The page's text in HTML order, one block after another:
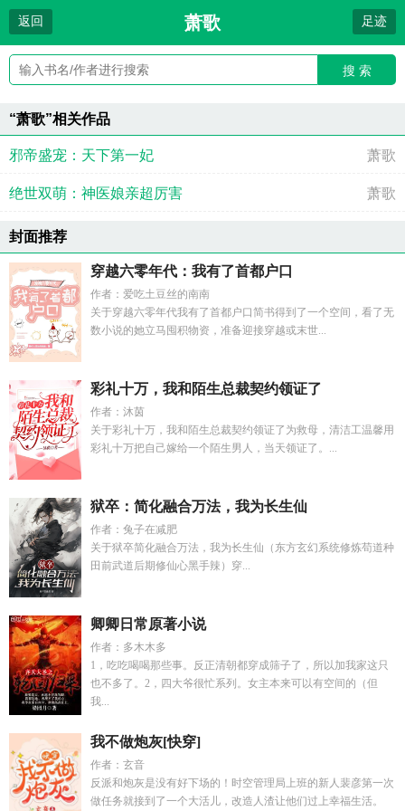
返回 萧歌 足迹
搜 索
“萧歌”相关作品
邪帝盛宠：天下第一妃 萧歌
绝世双萌：神医娘亲超厉害 萧歌
封面推荐
穿越六零年代：我有了首都户口
作者：爱吃土豆丝的南南
关于穿越六零年代我有了首都户口简书得到了一个空间，看了无
数小说的她立马囤积物资，准备迎接穿越或末世...
彩礼十万，我和陌生总裁契约领证了
作者：沐茵
关于彩礼十万，我和陌生总裁契约领证了为救母，清洁工温馨用
彩礼十万把自己嫁给一个陌生男人，当天领证了。...
狱卒：简化融合万法，我为长生仙
作者：兔子在减肥
关于狱卒简化融合万法，我为长生仙（东方玄幻系统修炼苟道种
田前武道后期修仙心黑手辣）穿...
卿卿日常原著小说
作者：多木木多
1，吃吃喝喝那些事。反正清朝都穿成筛子了，所以加我家这只
也不多了。2，四大爷很忙系列。女主本来可以有空间的（但
我...
我不做炮灰[快穿]
作者：玄音
反派和炮灰是没有好下场的！时空管理局上班的新人裴彦第一次
做任务就接到了一个大活儿，改造人渣让他们过上幸福生活。